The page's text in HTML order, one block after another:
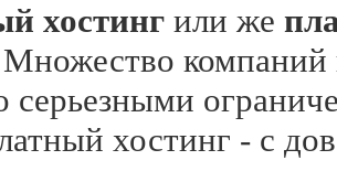
хостинг или же
компаний
серьезными
хостинг - с